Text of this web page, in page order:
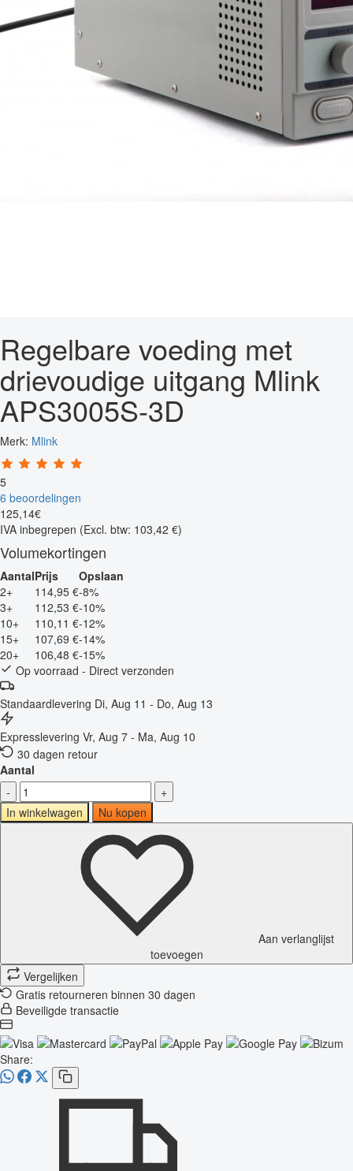
Regelbare voeding met
drievoudige uitgang Mlink
APS3005S-3D
Merk: Mlink
5
6 beoordelingen
125,14€
IVA inbegrepen (Excl. btw: 103,42 €)
Volumekortingen
AantalPrijs
Opslaan
2+
114,95 €-8%
3+
112,53 €-10%
10+
110,11 €-12%
15+
107,69 €-14%
20+
106,48 €-15%
Op voorraad - Direct verzonden
Standaardlevering Di, Aug 11 - Do, Aug 13
Expresslevering Vr, Aug 7 - Ma, Aug 10
30 dagen retour
Aantal
-
+
In winkelwagen
Nu kopen
Aan verlanglijst
toevoegen
Vergelijken
Gratis retourneren binnen 30 dagen
Beveiligde transactie
Share: